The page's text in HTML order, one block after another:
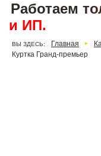
Работаем
и ИП.
ВЫ ЗДЕСЬ: Главная
Куртка Гранд-премьер